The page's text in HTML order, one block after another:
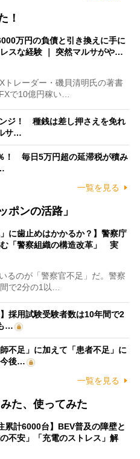
！
万円の負債と引き換えに手に
スな経験 ｜ 突然マルサがや…
レーダー・磯貝清明氏の著書
で10億円稼い…
ンジ！ 種銭は差し押さえを免れ
サ…
！ 毎日5万円超の延滞税が積み
一覧を見る
ポンの活路」
」に歯止めはかかるか？】警察庁
「警察組織の構造改革」 実
るのが「警察官不足」だ。警察
で2分の1以…
採用試験受験者数は10年間で2
…
不足」に加えて「患者不足」に
後…
一覧を見る
た、使ってみた
累計6000台】BEV普及の障壁と
不安」「充電のストレス」解